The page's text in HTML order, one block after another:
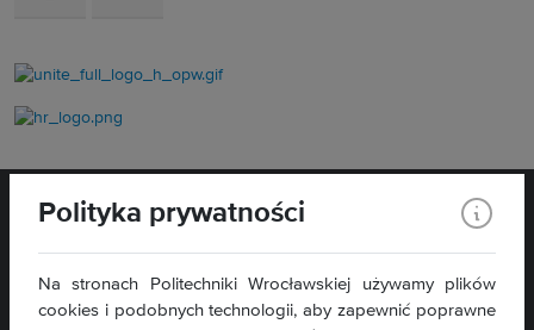
Polityka prywatności
Na stronach Politechniki Wrocławskiej używamy plików
cookies i podobnych technologii, aby zapewnić poprawne